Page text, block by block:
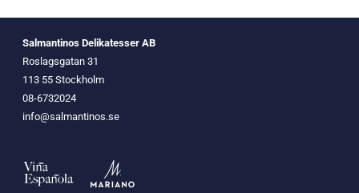
Salmantinos Delikatesser AB
Roslagsgatan 31
113 55 Stockholm
08-6732024
info@salmantinos.se